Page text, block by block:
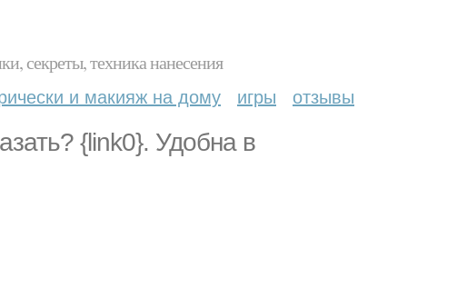
секреты, техника нанесения
и макияж на дому игры отзывы
{link0}. Удобна в